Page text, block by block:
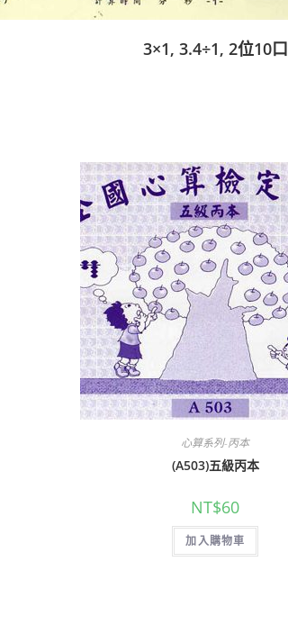
3×1, 3.4÷1, 2位10口
心算系列-丙本
(A503)五級丙本
NT$60
加入購物車